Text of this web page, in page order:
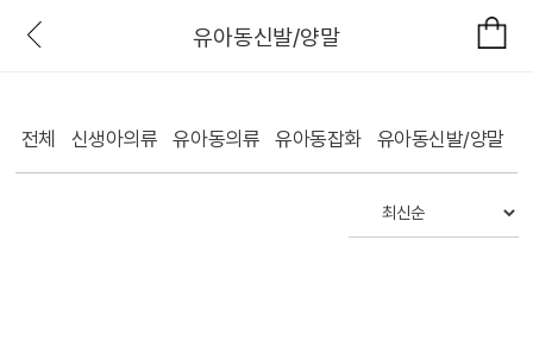
유아동신발/양말
전체 신생아의류 유아동의류 유아동잡화 유아동신발/양말